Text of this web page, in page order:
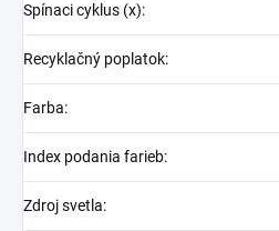
Spínaci cyklus (x):
Recyklačný poplatok:
Farba:
Index podania farieb:
Zdroj svetla: